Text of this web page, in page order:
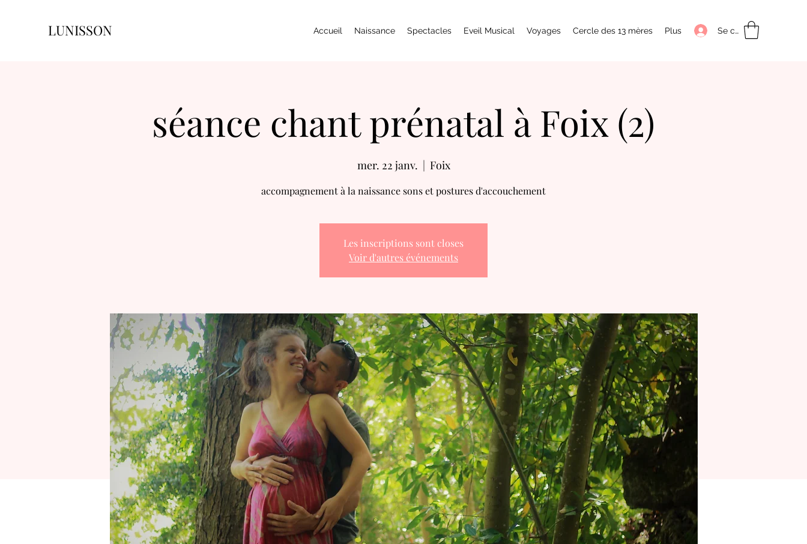
LUNISSON Se connecter
Accueil Naissance Spectacles Eveil Musical Voyages Cercle des 13 mères Plus
séance chant prénatal à Foix (2)
mer. 22 janv.
  |
Foix
accompagnement à la naissance sons et postures d'accouchement
Les inscriptions sont closes
Voir d'autres événements